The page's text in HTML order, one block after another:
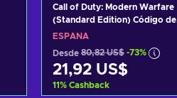
Call of Duty: Modern Warfare
(Standard Edition) Código de
XBOX LIVE SPAIN
ESPAÑA
Desde 80,82 US$ -73%
21,92 US$
11% Cashback